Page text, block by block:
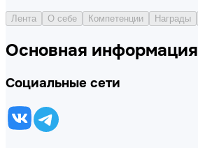
Лента О себе Компетенции Награды
Основная информация
Социальные сети